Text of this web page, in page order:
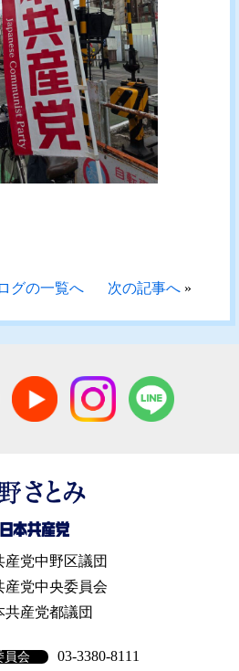
グの一覧へ 次の記事へ»
産党中野区議団
産党中央委員会
共産党都議団
員会 03-3380-8111